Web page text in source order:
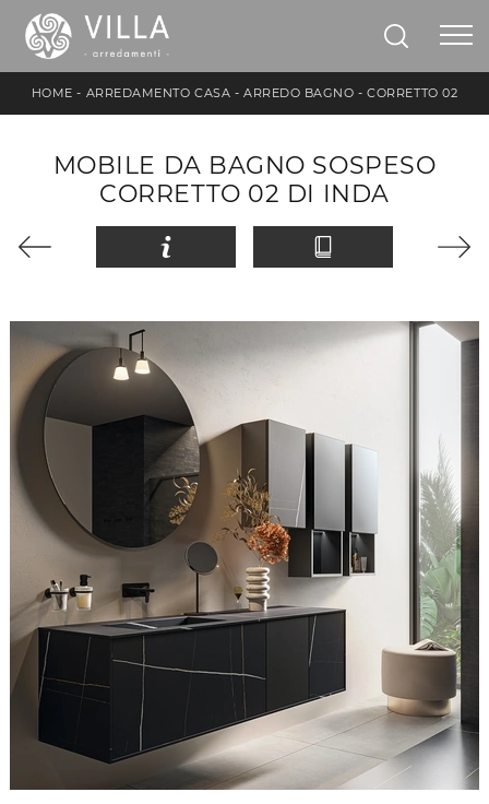
HOME - ARREDAMENTO CASA - ARREDO BAGNO -CORRETTO 02
MOBILE DA BAGNO SOSPESO
CORRETTO 02 DI INDA